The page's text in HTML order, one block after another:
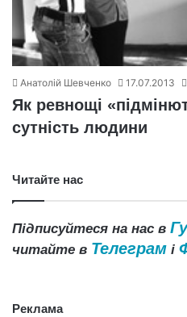
Анатолій Шевченко 17.07.2013
Як ревнощі
сутність людини
Читайте нас
Підписуйтеся на нас в
читайте в Телеграм і
Реклама